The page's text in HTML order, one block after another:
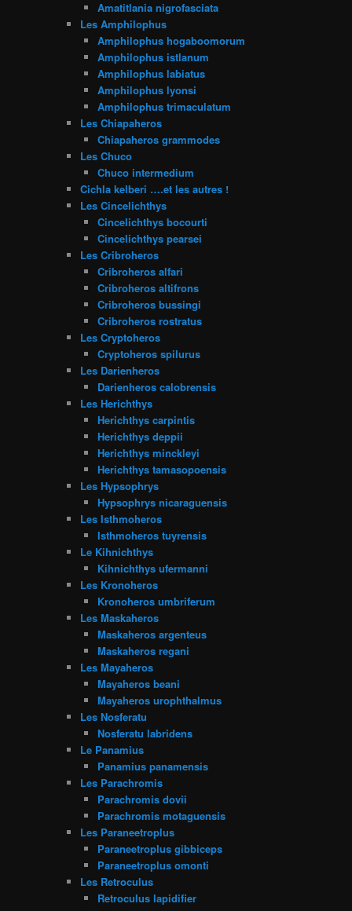
Amatitlania nigrofasciata
Les Amphilophus
Amphilophus hogaboomorum
Amphilophus istlanum
Amphilophus labiatus
Amphilophus lyonsi
Amphilophus trimaculatum
Les Chiapaheros
Chiapaheros grammodes
Les Chuco
Chuco intermedium
Cichla kelberi ….et les autres !
Les Cincelichthys
Cincelichthys bocourti
Cincelichthys pearsei
Les Cribroheros
Cribroheros alfari
Cribroheros altifrons
Cribroheros bussingi
Cribroheros rostratus
Les Cryptoheros
Cryptoheros spilurus
Les Darienheros
Darienheros calobrensis
Les Herichthys
Herichthys carpintis
Herichthys deppii
Herichthys minckleyi
Herichthys tamasopoensis
Les Hypsophrys
Hypsophrys nicaraguensis
Les Isthmoheros
Isthmoheros tuyrensis
Le Kihnichthys
Kihnichthys ufermanni
Les Kronoheros
Kronoheros umbriferum
Les Maskaheros
Maskaheros argenteus
Maskaheros regani
Les Mayaheros
Mayaheros beani
Mayaheros urophthalmus
Les Nosferatu
Nosferatu labridens
Le Panamius
Panamius panamensis
Les Parachromis
Parachromis dovii
Parachromis motaguensis
Les Paraneetroplus
Paraneetroplus gibbiceps
Paraneetroplus omonti
Les Retroculus
Retroculus lapidifier